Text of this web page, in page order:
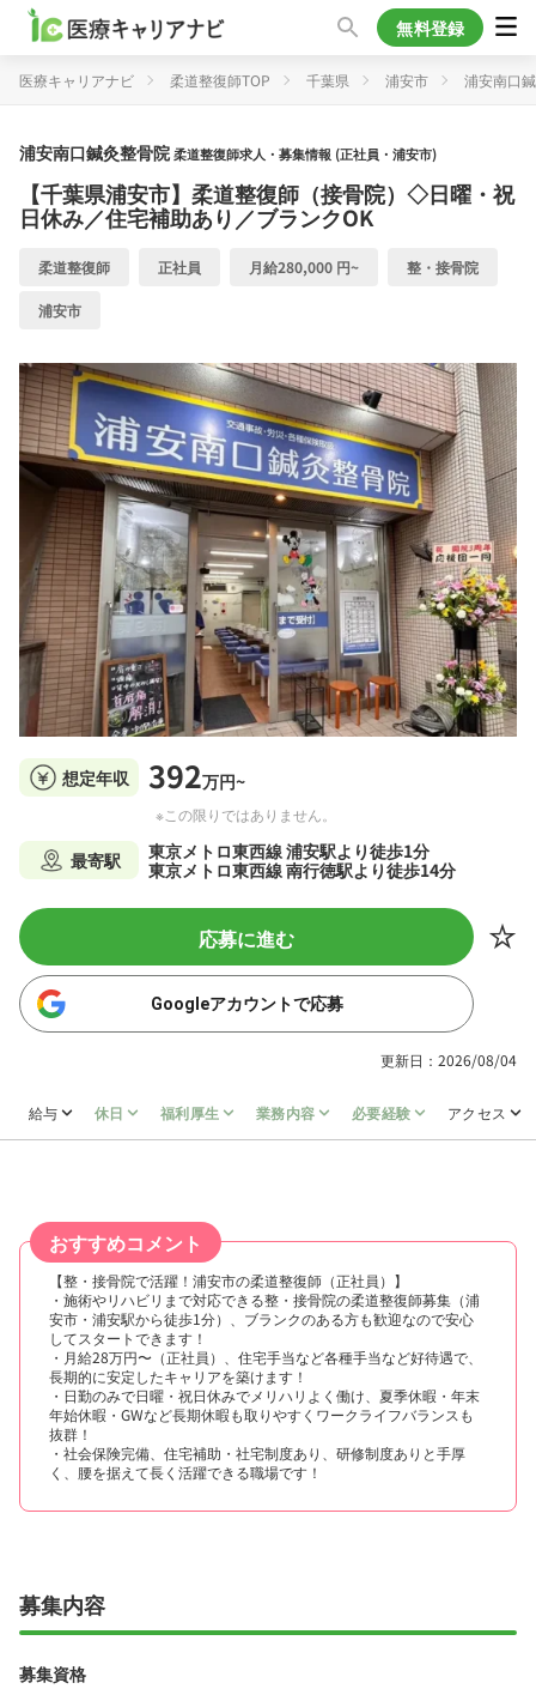
無料登録
医療キャリアナビ 柔道整復師TOP 千葉県 浦安市 浦安南口
浦安南口鍼灸整骨院柔道整復師求人・募集情報 (正社員・浦安市)
【千葉県浦安市】柔道整復師（接骨院）◇日曜・祝
日休み／住宅補助あり／ブランクOK
柔道整復師 正社員 月給280,000 円~ 整・接骨院
浦安市
想定年収 392万円~
※この限りではありません。
最寄駅
東京メトロ東西線 浦安駅より徒歩1分
東京メトロ東西線 南行徳駅より徒歩14分
応募に進む
Googleアカウントで応募
更新日：2026/08/04
給与 休日 福利厚生 業務内容 必要経験 アクセス
おすすめコメント
【整・接骨院で活躍！浦安市の柔道整復師（正社員）】
・施術やリハビリまで対応できる整・接骨院の柔道整復師募集（浦
安市・浦安駅から徒歩1分）、ブランクのある方も歓迎なので安心
してスタートできます！
・月給28万円〜（正社員）、住宅手当など各種手当など好待遇で、
長期的に安定したキャリアを築けます！
・日勤のみで日曜・祝日休みでメリハリよく働け、夏季休暇・年末
年始休暇・GWなど長期休暇も取りやすくワークライフバランスも
抜群！
・社会保険完備、住宅補助・社宅制度あり、研修制度ありと手厚
く、腰を据えて長く活躍できる職場です！
募集内容
募集資格